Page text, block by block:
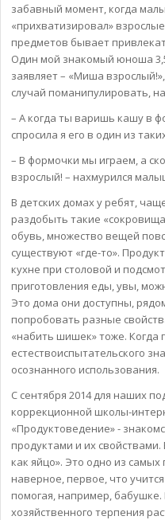
забавный момент, когда
«прихватизировал»
предметов бывает
Один мой знакомый юноша
заявляет – «Миша
случай поманипулировать,
– А когда ты варишь кашу в
спросила я его в один из
– В формочки мы играем, а
взрослый! – нахмурился
В детских домах у ребят,
раздобыть такие
обувь, множество вещей
существуют «где-то».
кухне при столовой и
приготовления еды, увы,
Это дома они доступны,
попробовать разные
«набить шишек» тоже. Когда
естествоиспытательского
осознанного использования.
С сентября 2014 для наших
коррекционной школы-
«Продуктоведение» -
продуктами и их
как яйцо». Это одно из
наверное, первое, что
помогая, например,
хозяйственного терпения